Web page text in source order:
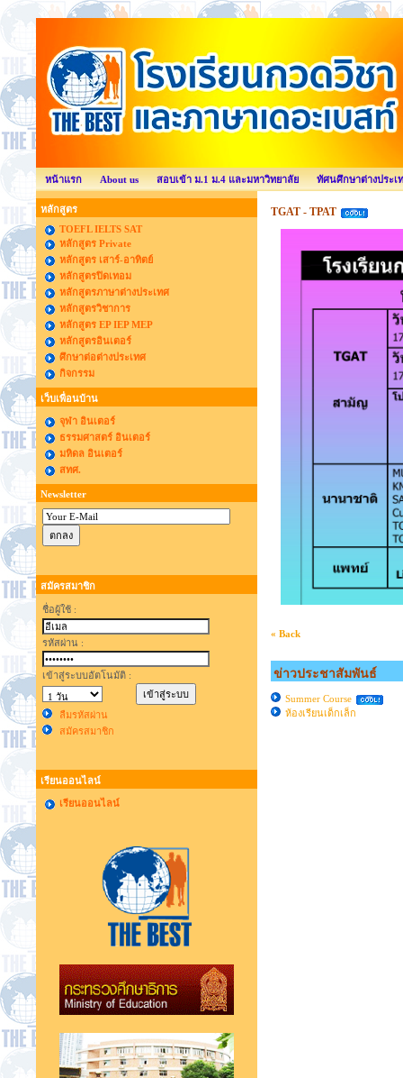
หน้าแรก About us สอบเข้า ม.1 ม.4 และมหาวิทยาลัย ทัศนศึกษาต่างประเ
หลักสูตร
TOEFL IELTS SAT
หลักสูตร Private
หลักสูตร เสาร์-อาทิตย์
หลักสูตรปิดเทอม
หลักสูตรภาษาต่างประเทศ
หลักสูตรวิชาการ
หลักสูตร EP IEP MEP
หลักสูตรอินเตอร์
ศึกษาต่อต่างประเทศ
กิจกรรม
เว็บเพื่อนบ้าน
จุฬา อินเตอร์
ธรรมศาสตร์ อินเตอร์
มหิดล อินเตอร์
สทศ.
Newsletter
สมัครสมาชิก
ชื่อผู้ใช้ :
รหัสผ่าน :
เข้าสู่ระบบอัตโนมัติ :
ลืมรหัสผ่าน
สมัครสมาชิก
เรียนออนไลน์
เรียนออนไลน์
TGAT - TPAT
« Back
ข่าวประชาสัมพันธ์
Summer Course
ห้องเรียนเด็กเล็ก